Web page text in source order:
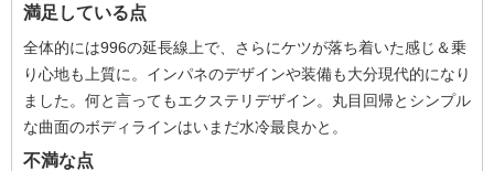
満足している点
全体的には996の延長線上で、さらにケツが落ち着いた感じ＆乗
り心地も上質に。インパネのデザインや装備も大分現代的になり
ました。何と言ってもエクステリデザイン。丸目回帰とシンプル
な曲面のボディラインはいまだ水冷最良かと。
不満な点